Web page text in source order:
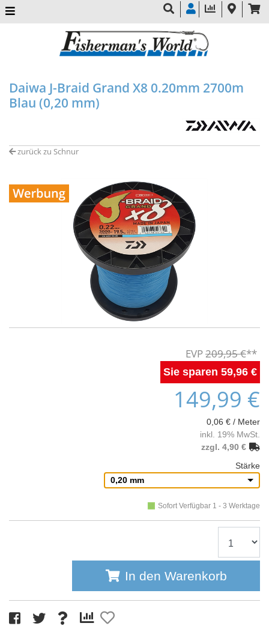
Daiwa J-Braid Grand X8 0.20mm 2700m
Blau (0,20 mm)
zurück zu Schnur
209,95 €
59,96 €
149,99 €
0,06 € / Meter
inkl. 19% MwSt.
zzgl. 4,90 €
Stärke
0,20 mm
Sofort Verfügbar 1 - 3 Werktage
In den Warenkorb